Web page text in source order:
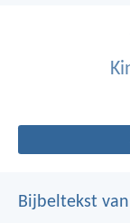
Bijbeltekst